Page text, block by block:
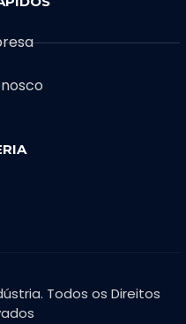
Todos os Direitos